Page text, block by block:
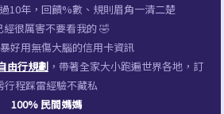
10年，回饋%數、規則眉角一清二楚
經很厲害不要看我的 🤣
好用無傷大腦的信用卡資訊
由行規劃 ，帶著全家大小跑遍世界各地，訂
行程踩雷經驗不藏私
100% 民間媽媽